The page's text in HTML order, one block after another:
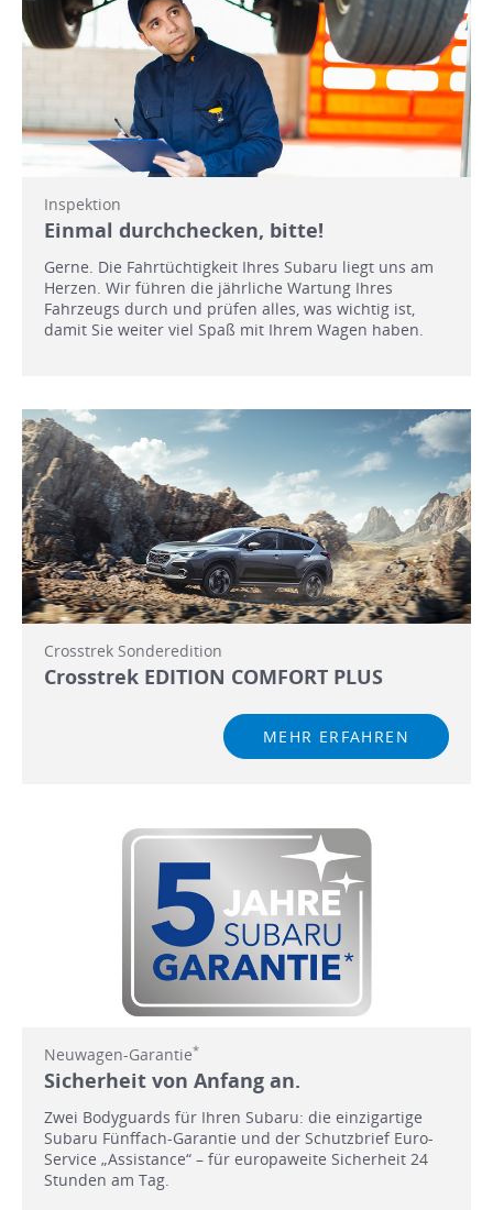
Inspektion
Einmal durchchecken, bitte!
Gerne. Die Fahrtüchtigkeit Ihres Subaru liegt uns am
Herzen. Wir führen die jährliche Wartung Ihres
Fahrzeugs durch und prüfen alles, was wichtig ist,
damit Sie weiter viel Spaß mit Ihrem Wagen haben.
Crosstrek Sonderedition
Crosstrek EDITION COMFORT PLUS
MEHR ERFAHREN
Neuwagen-Garantie*
Sicherheit von Anfang an.
Zwei Bodyguards für Ihren Subaru: die einzigartige
Subaru Fünffach-Garantie und der Schutzbrief Euro-
Service „Assistance“ – für europaweite Sicherheit 24
Stunden am Tag.